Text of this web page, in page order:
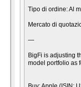
Tipo di ordine: Al
Mercato di
—
BigFi is adjusting
model portfolio as